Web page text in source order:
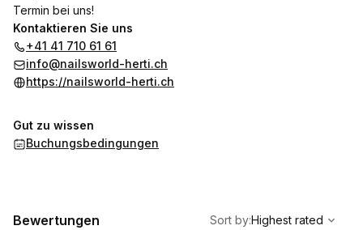
Termin bei uns!
Kontaktieren Sie uns
+41 41 710 61 61
info@nailsworld-herti.ch
https://nailsworld-herti.ch
Gut zu wissen
Buchungsbedingungen
Bewertungen
Highest rated
Sort by:Highest rated